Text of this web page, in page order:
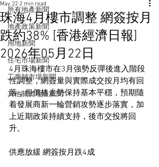
所有地產新聞
地產政策新聞
用地新聞
住宅市場新聞
工商舖市場新聞
其他關於地產新聞
珠海4月樓市調整 網簽按月
跌約38% [香港經濟日報]
2026年05月22日
May 22 2 min read
4月珠海樓市在3月強勢反彈後進入階段
性調整，網簽量與實際成交按月均有回
落，但價格走勢保持基本平穩，預期隨
着發展商新一輪營銷攻勢逐步落實，加
上近期政策持續支持，後市交投將回
升。
供應放緩 網簽按月跌4成